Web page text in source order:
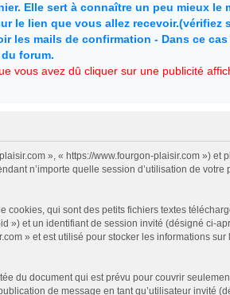
Elle sert à connaître un peu mieux le
le lien que vous allez recevoir.(vérifiez
les mails de confirmation - Dans ce
forum.
vous avez dû cliquer sur une publicité
», « https://www.fourgon-plaisir.com ») et
n’importe quelle session d’utilisation de
qui sont des petits fichiers textes
») et un identifiant de session invité (désigné ci-
» et est utilisé pour stocker les informations sur
du document qui est prévu pour couvrir
de message en tant qu’utilisateur invité